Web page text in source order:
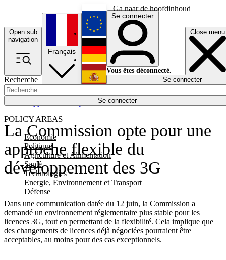
Ga naar de hoofdinhoud
Open sub
navigation
Close menu
Recherche
Se connecter
POLICY AREAS
Economie
Politique
Agriculture et Alimentation
Santé
Technologies
Energie, Environnement et Transport
Défense
Économie
Français
English
Deutsch
Español
Se connecter
Vous êtes déconnecté.
Se connecter
La Commission opte pour une
approche flexible du
développement des 3G
Dans une communication datée du 12 juin, la Commission a
demandé un environnement réglementaire plus stable pour les
licences 3G, tout en permettant de la flexibilité. Cela implique que
des changements de licences déjà négociées pourraient être
acceptables, au moins pour des cas exceptionnels.